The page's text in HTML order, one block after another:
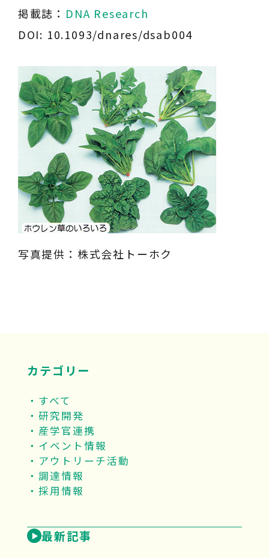
掲載誌： DNA Research
DOI: 10.1093/dnares/dsab004
写真提供：株式会社トーホク
カテゴリー
すべて
研究開発
産学官連携
イベント情報
アウトリーチ活動
調達情報
採用情報
最新記事